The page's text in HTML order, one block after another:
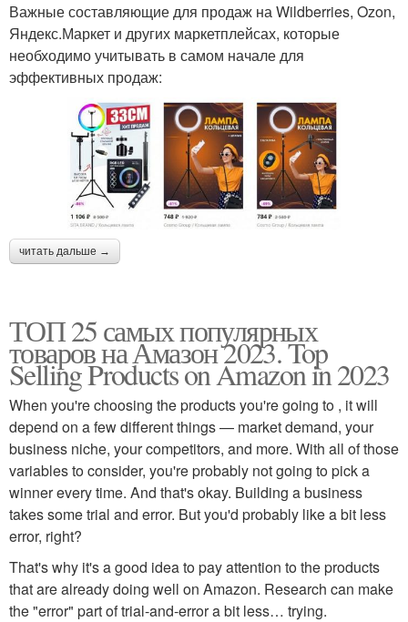
Важные составляющие для продаж на Wildberries, Ozon,
Яндекс.Маркет и других маркетплейсах, которые
необходимо учитывать в самом начале для
эффективных продаж:
читать дальше →
ТОП 25 самых популярных
товаров на Амазон 2023. Top
Selling Products on Amazon in 2023
When you're choosing the products you're going to , it will
depend on a few different things — market demand, your
business niche, your competitors, and more. With all of those
variables to consider, you're probably not going to pick a
winner every time. And that's okay. Building a business
takes some trial and error. But you'd probably like a bit less
error, right?
That's why it's a good idea to pay attention to the products
that are already doing well on Amazon. Research can make
the "error" part of trial-and-error a bit less… trying.